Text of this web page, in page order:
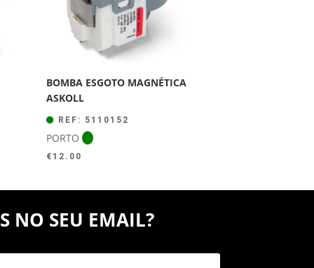
BOMBA ESGOTO MAGNÉTICA
ASKOLL
REF: 5110152
PORTO
€ 12.00
NO SEU EMAIL?